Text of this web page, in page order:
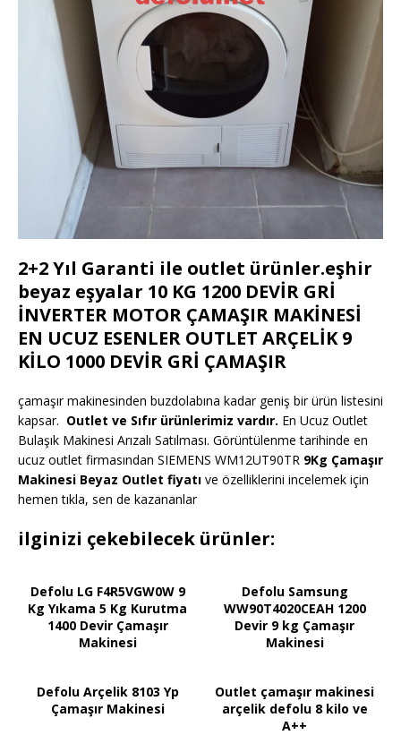
2+2 Yıl Garanti ile outlet ürünler.eşhir
beyaz eşyalar 10 KG 1200 DEVİR GRİ
İNVERTER MOTOR ÇAMAŞIR MAKİNESİ
EN UCUZ ESENLER OUTLET ARÇELİK 9
KİLO 1000 DEVİR GRİ ÇAMAŞIR
çamaşır makinesinden buzdolabına kadar geniş bir ürün listesini
kapsar. Outlet ve Sıfır ürünlerimiz vardır. En Ucuz Outlet
Bulaşık Makinesi Arızalı Satılması. Görüntülenme tarihinde en
ucuz outlet firmasından SIEMENS WM12UT90TR 9Kg Çamaşır
Makinesi Beyaz Outlet fiyatı ve özelliklerini incelemek için
hemen tıkla, sen de kazananlar
ilginizi çekebilecek ürünler:
Defolu LG F4R5VGW0W 9
Kg Yıkama 5 Kg Kurutma
1400 Devir Çamaşır
Makinesi
Defolu Samsung
WW90T4020CEAH 1200
Devir 9 kg Çamaşır
Makinesi
Defolu Arçelik 8103 Yp
Çamaşır Makinesi
Outlet çamaşır makinesi
arçelik defolu 8 kilo ve
A++